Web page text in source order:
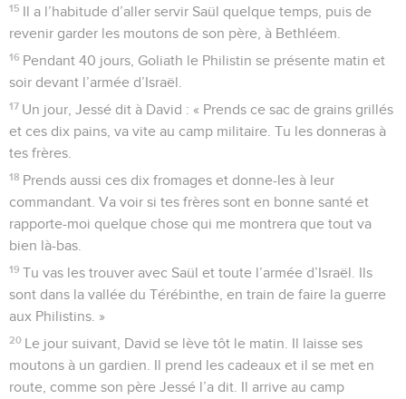
15 Il a l’habitude d’aller servir Saül quelque temps, puis de
revenir garder les moutons de son père, à Bethléem.
16 Pendant 40 jours, Goliath le Philistin se présente matin et
soir devant l’armée d’Israël.
17 Un jour, Jessé dit à David : « Prends ce sac de grains grillés
et ces dix pains, va vite au camp militaire. Tu les donneras à
tes frères.
18 Prends aussi ces dix fromages et donne-les à leur
commandant. Va voir si tes frères sont en bonne santé et
rapporte-moi quelque chose qui me montrera que tout va
bien là-bas.
19 Tu vas les trouver avec Saül et toute l’armée d’Israël. Ils
sont dans la vallée du Térébinthe, en train de faire la guerre
aux Philistins. »
20 Le jour suivant, David se lève tôt le matin. Il laisse ses
moutons à un gardien. Il prend les cadeaux et il se met en
route, comme son père Jessé l’a dit. Il arrive au camp